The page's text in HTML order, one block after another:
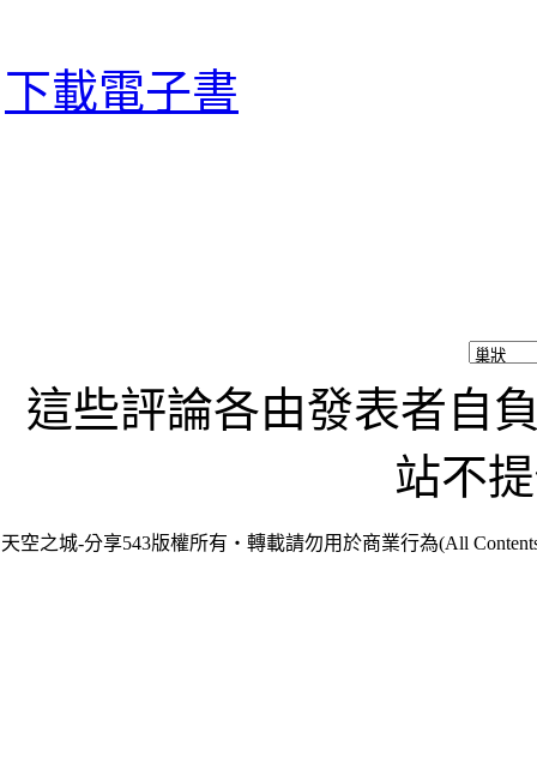
下載電子書
這些評論各由發表者自
站不
天空之城-分享543版權所有‧轉載請勿用於商業行為(All Contents